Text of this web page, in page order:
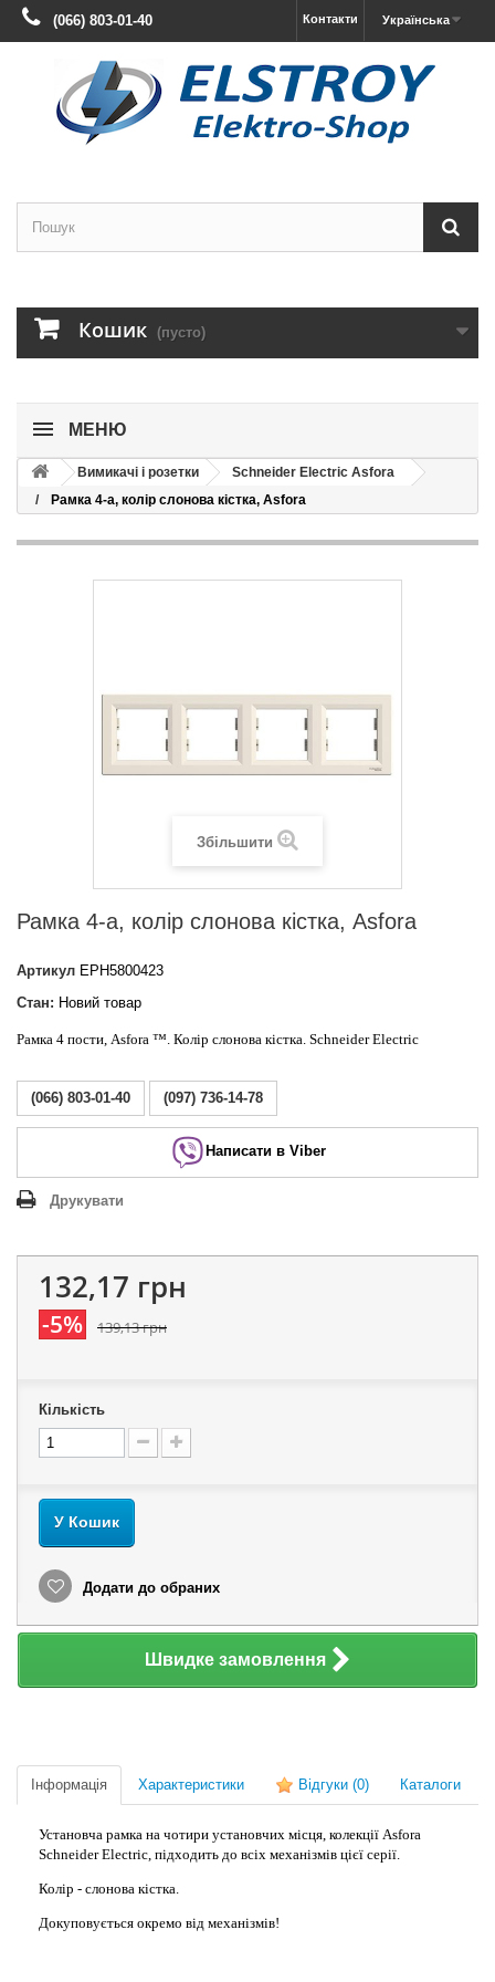
Українська
Контакти
(066) 803-01-40
Кошик (пусто)
МЕНЮ
Вимикачі і розетки
Schneider Electric Asfora
Рамка 4-а, колір слонова кістка, Asfora
Збільшити
Рамка 4-а, колір слонова кістка, Asfora
Артикул EPH5800423
Стан: Новий товар
Рамка 4 пости, Asfora ™. Колір слонова кістка. Schneider Electric
(066) 803-01-40 (097) 736-14-78
Написати в Viber
Друкувати
132,17 грн
-5% 139,13 грн
Кількість
У Кошик
Додати до обраних
Швидке замовлення
Інформація Характеристики Відгуки (0) Каталоги
Установча рамка на чотири установчих місця, колекції Asfora
Schneider Electric, підходить до всіх механізмів цієї серії.
Колір - слонова кістка.
Докуповується окремо від механізмів!